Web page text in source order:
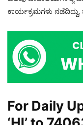
ಕಾರ್ಯಕ್ರಮಗಳು
For Daily